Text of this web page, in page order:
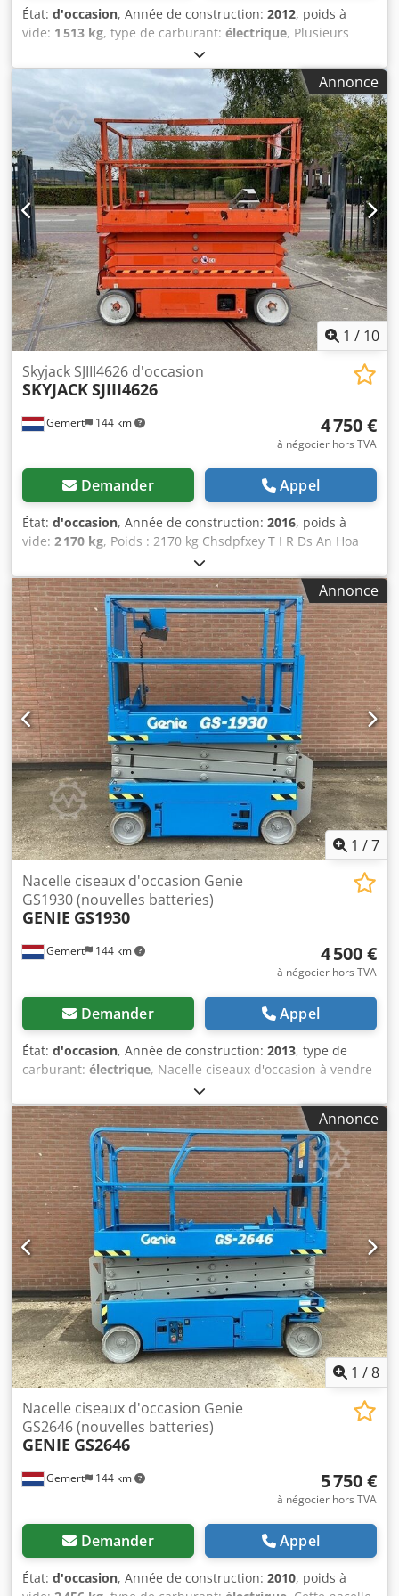
État: d'occasion, Année de construction: 2012, poids à
vide: 1 513 kg, type de carburant: électrique, Plusieurs
nacelles ciseaux en bon état de fonctionnement et prêtes à
l'emploi à vendre Poids : 1513 kilos. dimensions : 1,65 x
0.82 mètre. Plateau extensible : 90 cm. Entraînement :
électrique. Cedpfx Anozczxre Hjha Capacité de levage :
227kg. Prix à l'unité : € 3.950,-. HT Plusieurs en stock !
Annonce
1 / 10
Gemert 144 km
Skyjack SJIII4626 d'occasion
SKYJACKSJIII4626
4 750 €
à négocier hors TVA
Demander Appel
État: d'occasion, Année de construction: 2016, poids à
vide: 2 170 kg, Poids : 2170 kg Chsdpfxey T I R Ds An Hoa
Capacité de levage : 454 kg Dimensions : 2,30 x 1,20 mètre
Plateau extensible de 90cm Électrique. Prix : € 4.750,- HT
Annonce
1 /7
Gemert 144 km
Nacelle ciseaux d'occasion Genie
GS1930 (nouvelles batteries)
GENIE GS1930
4 500 €
à négocier hors TVA
Demander Appel
État: d'occasion, Année de construction: 2013, type de
carburant: électrique, Nacelle ciseaux d'occasion à vendre
: Année de construction : 2012-2013.Poids : 1503 kilos.
dimensions : 1,65 x 0.82 mètre. Plateau extensible : 90 cm.
Cedpfx Anoy T I Rqo Heha Entraînement : électrique.
Capacité de levage : 227kg. nouvelles batteries incluses !
Prix à l'unité : € 4.500,-. HT
Annonce
1 /8
Gemert 144 km
Nacelle ciseaux d'occasion Genie
GS2646 (nouvelles batteries)
GENIE GS2646
5 750 €
à négocier hors TVA
Demander Appel
État: d'occasion, Année de construction: 2010, poids à